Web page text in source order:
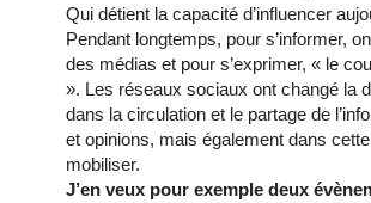
Qui détient la capacité d’influencer
Pendant longtemps, pour s’informer,
des médias et pour s’exprimer, « le
». Les réseaux sociaux ont changé la
dans la circulation et le partage de
et opinions, mais également dans
mobiliser.
J’en veux pour exemple deux